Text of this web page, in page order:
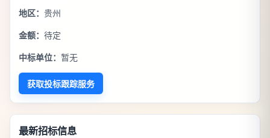
地区： 贵州
金额： 待定
中标单位： 暂无
获取投标跟踪服务
最新招标信息